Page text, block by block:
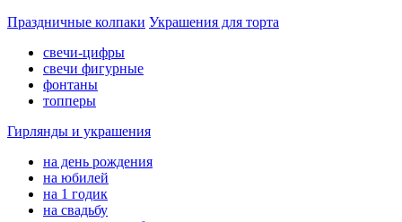
Праздничные колпаки Украшения для торта
свечи-цифры
свечи фигурные
фонтаны
топперы
Гирлянды и украшения
на день рождения
на юбилей
на 1 годик
на свадьбу